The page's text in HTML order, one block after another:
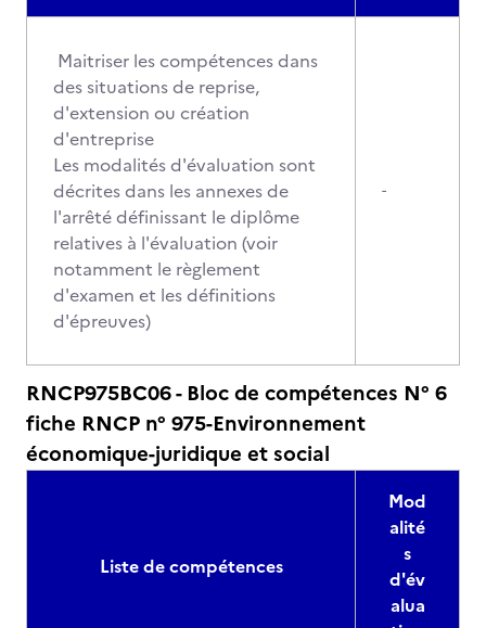
Maitriser les compétences dans
des situations de reprise,
d'extension ou création
d'entreprise
Les modalités d'évaluation sont
décrites dans les annexes de
l'arrêté définissant le diplôme
relatives à l'évaluation (voir
notamment le règlement
d'examen et les définitions
d'épreuves)
-
RNCP975BC06 - Bloc de compétences N° 6
fiche RNCP n° 975-Environnement
économique-juridique et social
Liste de compétences
Mod
alité
s
d'év
alua